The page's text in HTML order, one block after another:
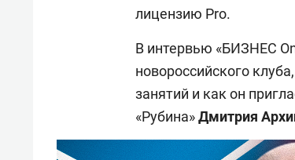
лицензию Pro.
В интервью «БИЗНЕС
новороссийского
занятий и как он
«Рубина»Дмитрия